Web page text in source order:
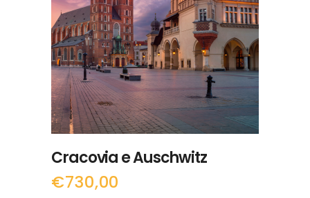
LEGGI TUTTO
Cracovia e Auschwitz
€730,00